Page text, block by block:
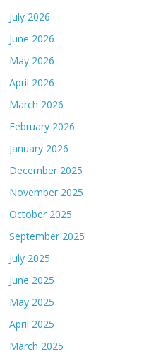
July 2026
June 2026
May 2026
April 2026
March 2026
February 2026
January 2026
December 2025
November 2025
October 2025
September 2025
July 2025
June 2025
May 2025
April 2025
March 2025